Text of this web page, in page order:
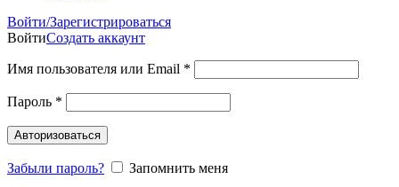
Войти/Зарегистрироваться
ВойтиСоздать аккаунт
Имя пользователя или Email *
Пароль *
Авторизоваться
Забыли пароль?
Запомнить меня